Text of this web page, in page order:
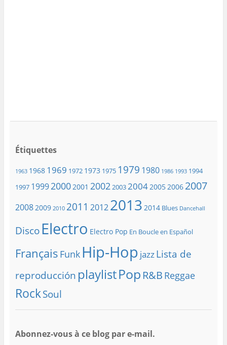
Étiquettes
1963 1968 1969 1972 1973 1975 1979 1980 1986 1993 1994
1997 19992000 2001 200220032004 2005 2006 2007
2008 2009 2010 2011 20122013 2014 Blues Dancehall
Disco Electro Electro Pop En Boucle en Español
Français Funk Hip-Hop jazzLista de
reproducción playlistPop R&B Reggae
RockSoul
Abonnez-vous à ce blog par e-mail.